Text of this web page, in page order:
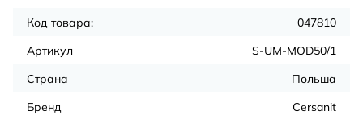
Код товара:
047810
Артикул
S-UM-MOD50/1
Страна
Польша
Бренд
Cersanit